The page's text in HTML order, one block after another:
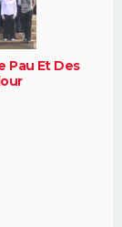
Pau Et Des